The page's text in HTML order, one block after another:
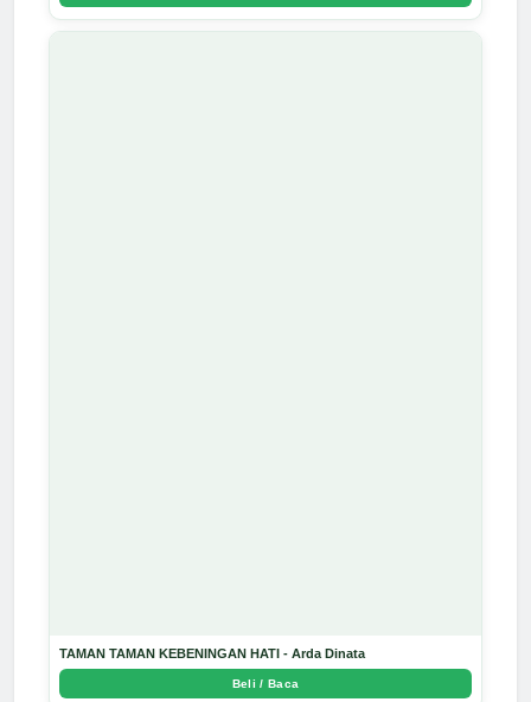
TAMAN TAMAN KEBENINGAN HATI - Arda Dinata
Beli / Baca